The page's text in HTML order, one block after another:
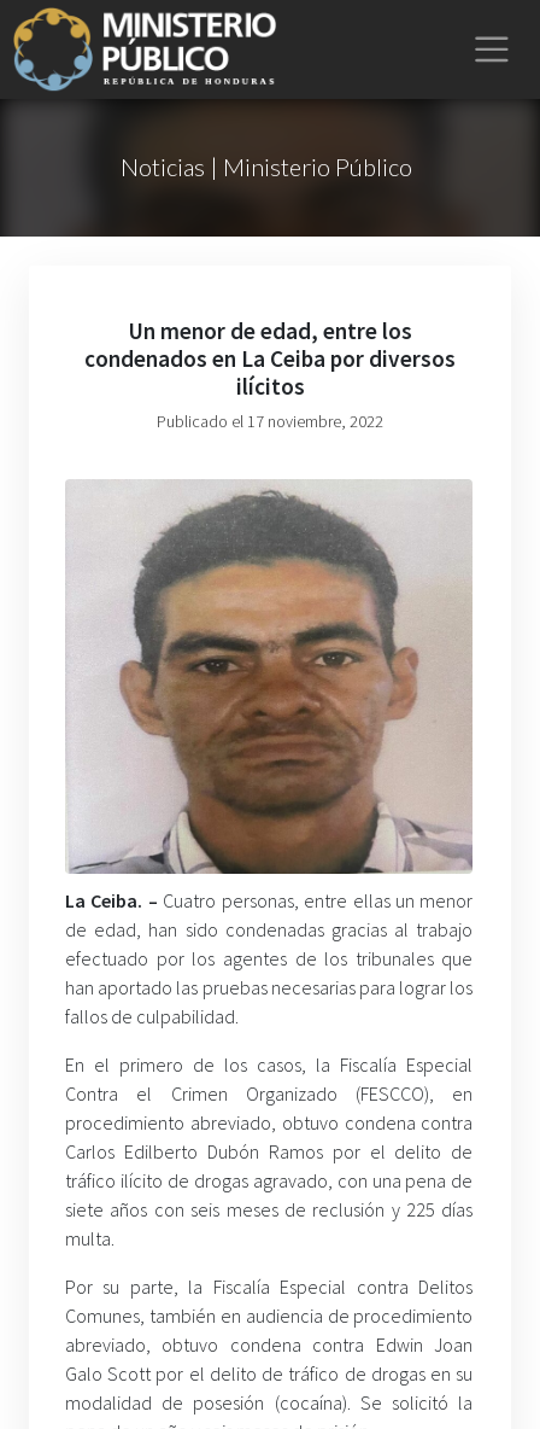
Noticias | Ministerio Público
Un menor de edad, entre los
condenados en La Ceiba por diversos
ilícitos
Publicado el 17 noviembre, 2022
La Ceiba. – Cuatro personas, entre ellas un menor
de edad, han sido condenadas gracias al trabajo
efectuado por los agentes de los tribunales que
han aportado las pruebas necesarias para lograr los
fallos de culpabilidad.
En el primero de los casos, la Fiscalía Especial
Contra el Crimen Organizado (FESCCO), en
procedimiento abreviado, obtuvo condena contra
Carlos Edilberto Dubón Ramos por el delito de
tráfico ilícito de drogas agravado, con una pena de
siete años con seis meses de reclusión y 225 días
multa.
Por su parte, la Fiscalía Especial contra Delitos
Comunes, también en audiencia de procedimiento
abreviado, obtuvo condena contra Edwin Joan
Galo Scott por el delito de tráfico de drogas en su
modalidad de posesión (cocaína). Se solicitó la